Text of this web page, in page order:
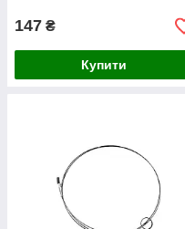
147 ₴
Купити